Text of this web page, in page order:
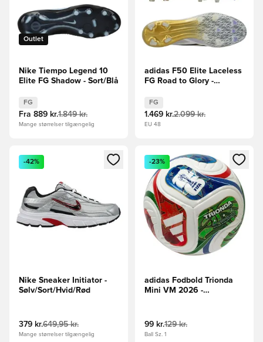
Outlet
Nike Tiempo Legend 10
Elite FG Shadow - Sort/Blå
FG
Fra 889 kr.1.849 kr.
Mange størrelser tilgængelig
adidas F50 Elite Laceless
FG Road to Glory -
FG
1.469 kr.2.099 kr.
EU 48
Åbner en Modal til at logge ind eller tilmelde dig som
-42%
Nike Sneaker Initiator -
Sølv/Sort/Hvid/Rød
379 kr.649,95 kr.
Mange størrelser tilgængelig
Åbner en Modal til at logge
-23%
adidas Fodbold Trionda
Mini VM 2026 -
99 kr.129 kr.
Ball Sz. 1